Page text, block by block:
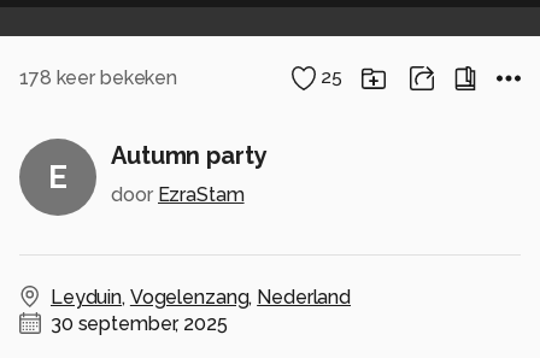
178 keer bekeken 25
E
Autumn party
door EzraStam
Leyduin, Vogelenzang, Nederland
30 september, 2025